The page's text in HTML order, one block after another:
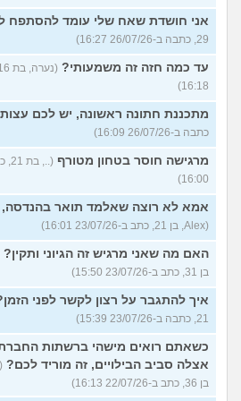
אני חושדת שאח שלי עומד להסתפח
29, כתבה ב-26/07/26 16:27)
עד כמה חזה זה משמעותי?
16:18)
מתכננת חתונה ראשונה, יש לכם
כתבה ב-26/07/26 16:09)
מרגישה חוסר בטחון מטורף
16:00)
אמא לא רוצה שאלמד תואר
(Alex, בן 21, כתב ב-23/07/26 16:01)
האם מה שאני מרגיש זה הגיוני ותקין?
בן 31, כתב ב-23/07/26 15:50)
איך להתגבר על רצון לקשר לפני
21, כתבה ב-23/07/26 15:39)
כשאתם רואים מישהי ברשתות
אצלה סביב הבילויים, זה מוריד לכם?
בן 36, כתב ב-22/07/26 16:13)